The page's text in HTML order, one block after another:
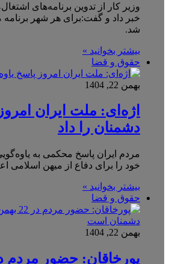
وزیر کار از تدوین برنامه‌های
خبر داد و گفت:برای هر شهر
شد.
بیشتر بخوانید »
حقوق و قضا
بهمن 22, 1404
اژه‌ای: ملت ایران
دشمنان را داد
مردم ایران پاسخ محکمی به
خود را برای دفاع از میهن اسلامی
بیشتر بخوانید »
حقوق و قضا
بهمن 22, 1404